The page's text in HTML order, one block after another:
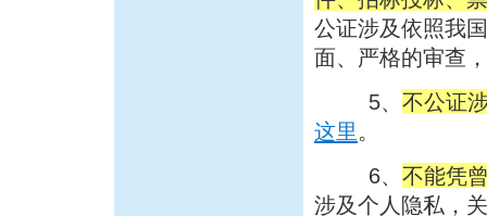
公证涉及依照我
面、严格的审查
5、 不公证
这里。
6、 不能凭
涉及个人隐私，